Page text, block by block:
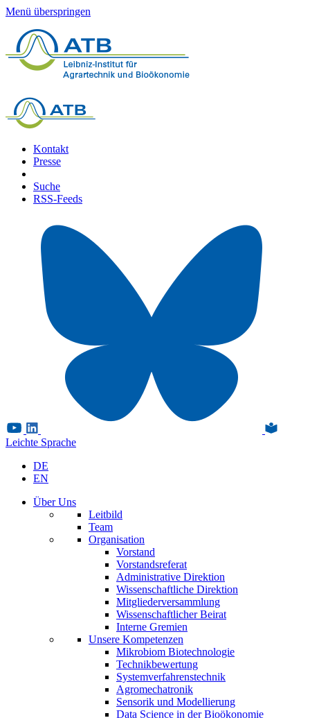
Menü überspringen
Kontakt
Presse
Suche
RSS-Feeds
Leichte Sprache
DE
EN
Über Uns
Leitbild
Team
Organisation
Vorstand
Vorstandsreferat
Administrative Direktion
Wissenschaftliche Direktion
Mitgliederversammlung
Wissenschaftlicher Beirat
Interne Gremien
Unsere Kompetenzen
Mikrobiom Biotechnologie
Technikbewertung
Systemverfahrenstechnik
Agromechatronik
Sensorik und Modellierung
Data Science in der Bioökonomie